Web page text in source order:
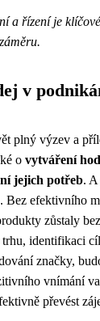
a řízení je
v
plný výzev a
o vytváření
jejich potřeb.
Bez efektivního
zůstaly
identifikaci
značky,
vnímání
převést